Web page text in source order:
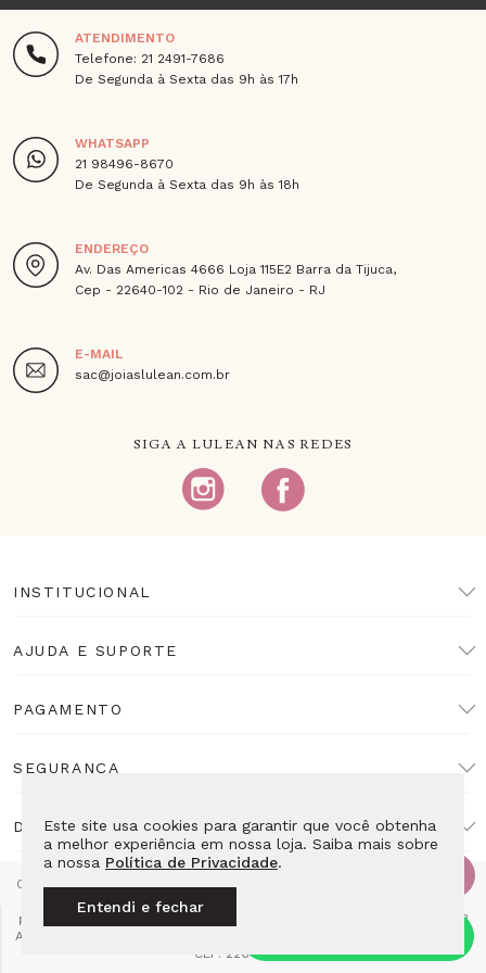
Este site usa cookies para garantir que você obtenha
a melhor experiência em nossa loja. Saiba mais sobre
a nossa Política de Privacidade.
Entendi e fechar
ATENDIMENTO
Telefone: 21 2491-7686
De Segunda à Sexta das 9h às 17h
WHATSAPP
21 98496-8670
De Segunda à Sexta das 9h às 18h
ENDEREÇO
Av. Das Americas 4666 Loja 115E2 Barra da Tijuca,
Cep - 22640-102 - Rio de Janeiro - RJ
E-MAIL
sac@joiaslulean.com.br
SIGA A LULEAN NAS REDES
INSTITUCIONAL
AJUDA E SUPORTE
PAGAMENTO
SEGURANÇA
DESENVOLVIMENTO
Copyright Lulean. Todos os direitos reservados. Proibida reprodução
total ou parcial. Preços e estoque sujeitos a alteração sem aviso
prévio. Razão Social: LL10 Relojoaria Ltda - CNPJ: 14.495.839/0001-52
Av das Americas 4666 Loja 115E2 - Barra da Tijuca Rio de Janeiro - RJ
CEP: 22640-102